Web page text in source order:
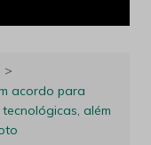
acordo para
além